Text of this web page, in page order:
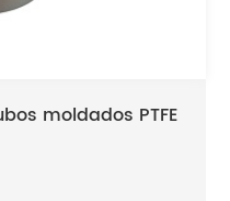
moldados PTFE